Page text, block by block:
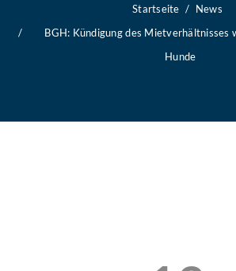
Startseite
News
BGH: Kündigung des Mietverhältnisses
Hunde